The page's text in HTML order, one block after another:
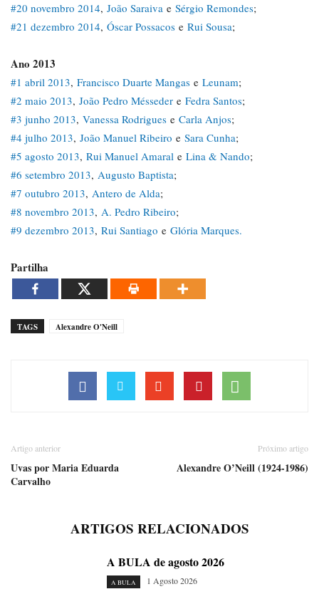
#20 novembro 2014, João Saraiva e Sérgio Remondes;
#21 dezembro 2014, Óscar Possacos e Rui Sousa;
Ano 2013
#1 abril 2013, Francisco Duarte Mangas e Leunam;
#2 maio 2013, João Pedro Mésseder e Fedra Santos;
#3 junho 2013, Vanessa Rodrigues e Carla Anjos;
#4 julho 2013, João Manuel Ribeiro e Sara Cunha;
#5 agosto 2013, Rui Manuel Amaral e Lina & Nando;
#6 setembro 2013, Augusto Baptista;
#7 outubro 2013, Antero de Alda;
#8 novembro 2013, A. Pedro Ribeiro;
#9 dezembro 2013, Rui Santiago e Glória Marques.
Partilha
TAGS Alexandre O'Neill
Artigo anterior
Uvas por Maria Eduarda
Carvalho
Próximo artigo
Alexandre O’Neill (1924-1986)
ARTIGOS RELACIONADOS
A BULA de agosto 2026
A BULA 1 Agosto 2026